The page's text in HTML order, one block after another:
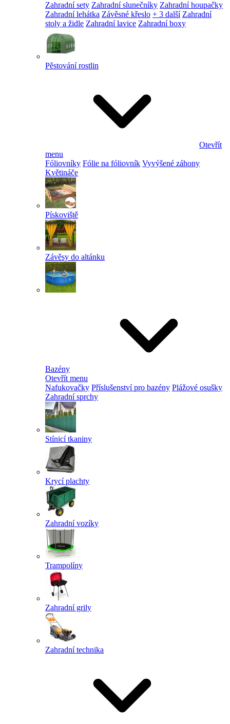
Zahradní sety Zahradní slunečníky Zahradní houpačky
Zahradní lehátka Závěsné křeslo + 3 další Zahradní
stoly a židle Zahradní lavice Zahradní boxy
Pěstování rostlin
Otevřít
menu
Fóliovníky Fólie na fóliovník Vyvýšené záhony
Květináče
Pískoviště
Závěsy do altánku
Bazény
Otevřít menu
Nafukovačky Příslušenství pro bazény Plážové osušky
Zahradní sprchy
Stínicí tkaniny
Krycí plachty
Zahradní vozíky
Trampolíny
Zahradní grily
Zahradní technika